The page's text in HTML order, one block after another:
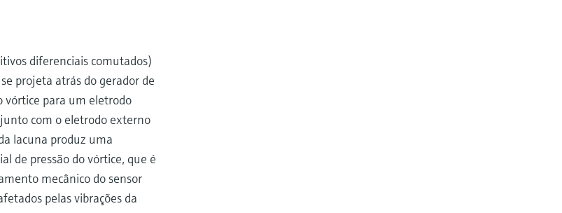
diferenciais comutados)
projeta atrás do gerador de
vórtice para um eletrodo
com o eletrodo externo
lacuna produz uma
de pressão do vórtice, que é
mecânico do sensor
pelas vibrações da